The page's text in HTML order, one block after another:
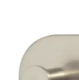
Vaskerom